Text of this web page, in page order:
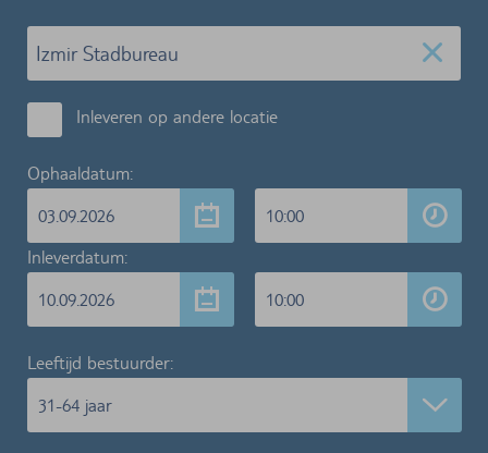
Inleveren op andere locatie
Ophaaldatum:
03.09.2026
10:00
Inleverdatum:
10.09.2026
10:00
Leeftijd bestuurder:
31-64 jaar